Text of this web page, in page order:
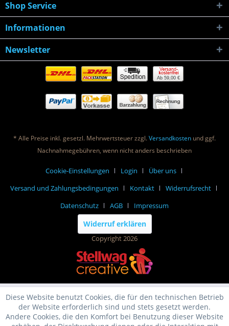
Shop Service
Informationen
Newsletter
Ab 59,00 €
* Alle Preise inkl. gesetzl. Mehrwertsteuer zzgl.Versandkosten und ggf.
Nachnahmegebühren, wenn nicht anders beschrieben
Cookie-Einstellungen Login
Über uns
Versand und Zahlungsbedingungen
Kontakt
Widerrufsrecht
Datenschutz
AGB Impressum
Widerruf erklären
Copyright 2026
Diese Website benutzt Cookies, die für den technischen Betrieb
der Website erforderlich sind und stets gesetzt werden.
Andere Cookies, die den Komfort bei Benutzung dieser Website